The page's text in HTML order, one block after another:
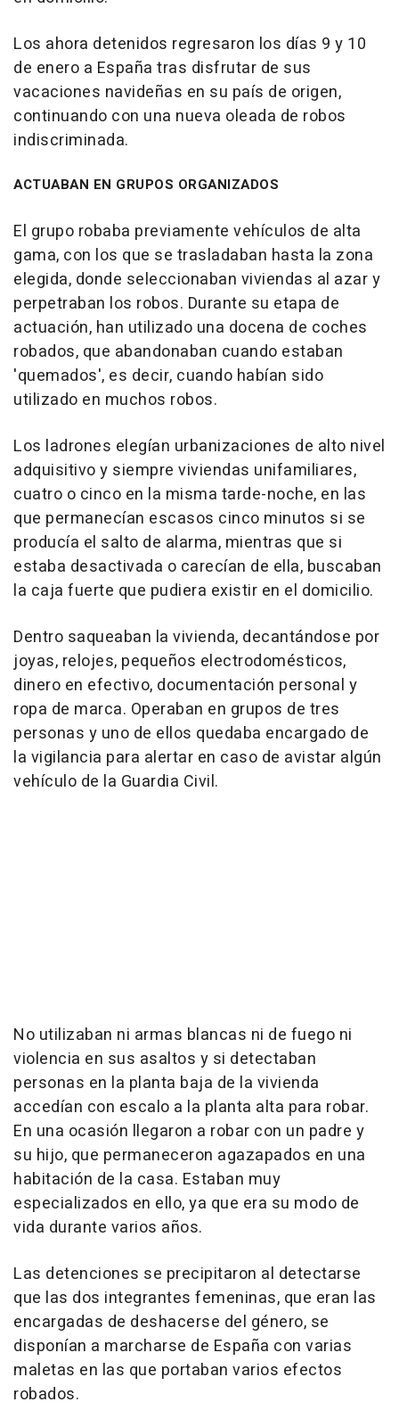
Los ahora detenidos regresaron los días 9 y 10
de enero a España tras disfrutar de sus
vacaciones navideñas en su país de origen,
continuando con una nueva oleada de robos
indiscriminada.
ACTUABAN EN GRUPOS ORGANIZADOS
El grupo robaba previamente vehículos de alta
gama, con los que se trasladaban hasta la zona
elegida, donde seleccionaban viviendas al azar y
perpetraban los robos. Durante su etapa de
actuación, han utilizado una docena de coches
robados, que abandonaban cuando estaban
'quemados', es decir, cuando habían sido
utilizado en muchos robos.
Los ladrones elegían urbanizaciones de alto nivel
adquisitivo y siempre viviendas unifamiliares,
cuatro o cinco en la misma tarde-noche, en las
que permanecían escasos cinco minutos si se
producía el salto de alarma, mientras que si
estaba desactivada o carecían de ella, buscaban
la caja fuerte que pudiera existir en el domicilio.
Dentro saqueaban la vivienda, decantándose por
joyas, relojes, pequeños electrodomésticos,
dinero en efectivo, documentación personal y
ropa de marca. Operaban en grupos de tres
personas y uno de ellos quedaba encargado de
la vigilancia para alertar en caso de avistar algún
vehículo de la Guardia Civil.
No utilizaban ni armas blancas ni de fuego ni
violencia en sus asaltos y si detectaban
personas en la planta baja de la vivienda
accedían con escalo a la planta alta para robar.
En una ocasión llegaron a robar con un padre y
su hijo, que permaneceron agazapados en una
habitación de la casa. Estaban muy
especializados en ello, ya que era su modo de
vida durante varios años.
Las detenciones se precipitaron al detectarse
que las dos integrantes femeninas, que eran las
encargadas de deshacerse del género, se
disponían a marcharse de España con varias
maletas en las que portaban varios efectos
robados.